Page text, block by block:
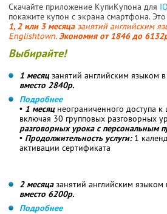
Скачайте приложение КупиКупона для
покажите купон с экрана смартфона.
1, 2 или 3 месяцазанятий английским
Englishtown.Экономия от 1846 до
Выбирайте!
1 месяцзанятий английским языком
вместо 2840р.
Подробнее
• 1 месяцнеограниченного доступа
включая 30 групповых разговорных
разговорных урока с персональным
• Продолжительность услуги:1
активации сертификата
2 месяцазанятий английским языком
вместо 6200р.
Подробнее